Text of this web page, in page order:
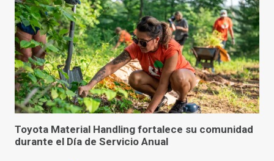
Toyota Material Handling fortalece su comunidad
durante el Día de Servicio Anual